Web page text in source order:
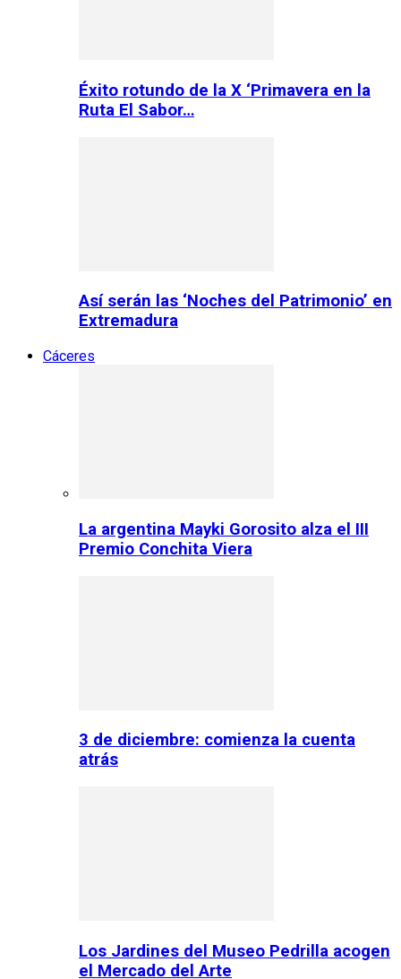
Éxito rotundo de la X ‘Primavera en la
Ruta El Sabor…
Así serán las ‘Noches del Patrimonio’ en
Extremadura
Cáceres
La argentina Mayki Gorosito alza el III
Premio Conchita Viera
3 de diciembre: comienza la cuenta
atrás
Los Jardines del Museo Pedrilla acogen
el Mercado del Arte